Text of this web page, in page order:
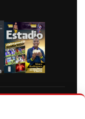
de Vistazo.com.